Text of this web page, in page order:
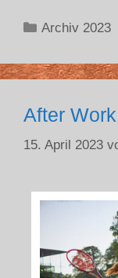
Archiv 2023
After
15. April 2023